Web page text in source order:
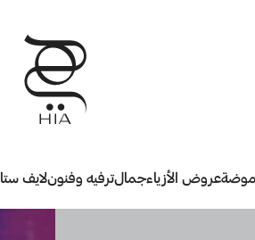
موضةعروض الأزياءجمالترفيه وفنونلايف